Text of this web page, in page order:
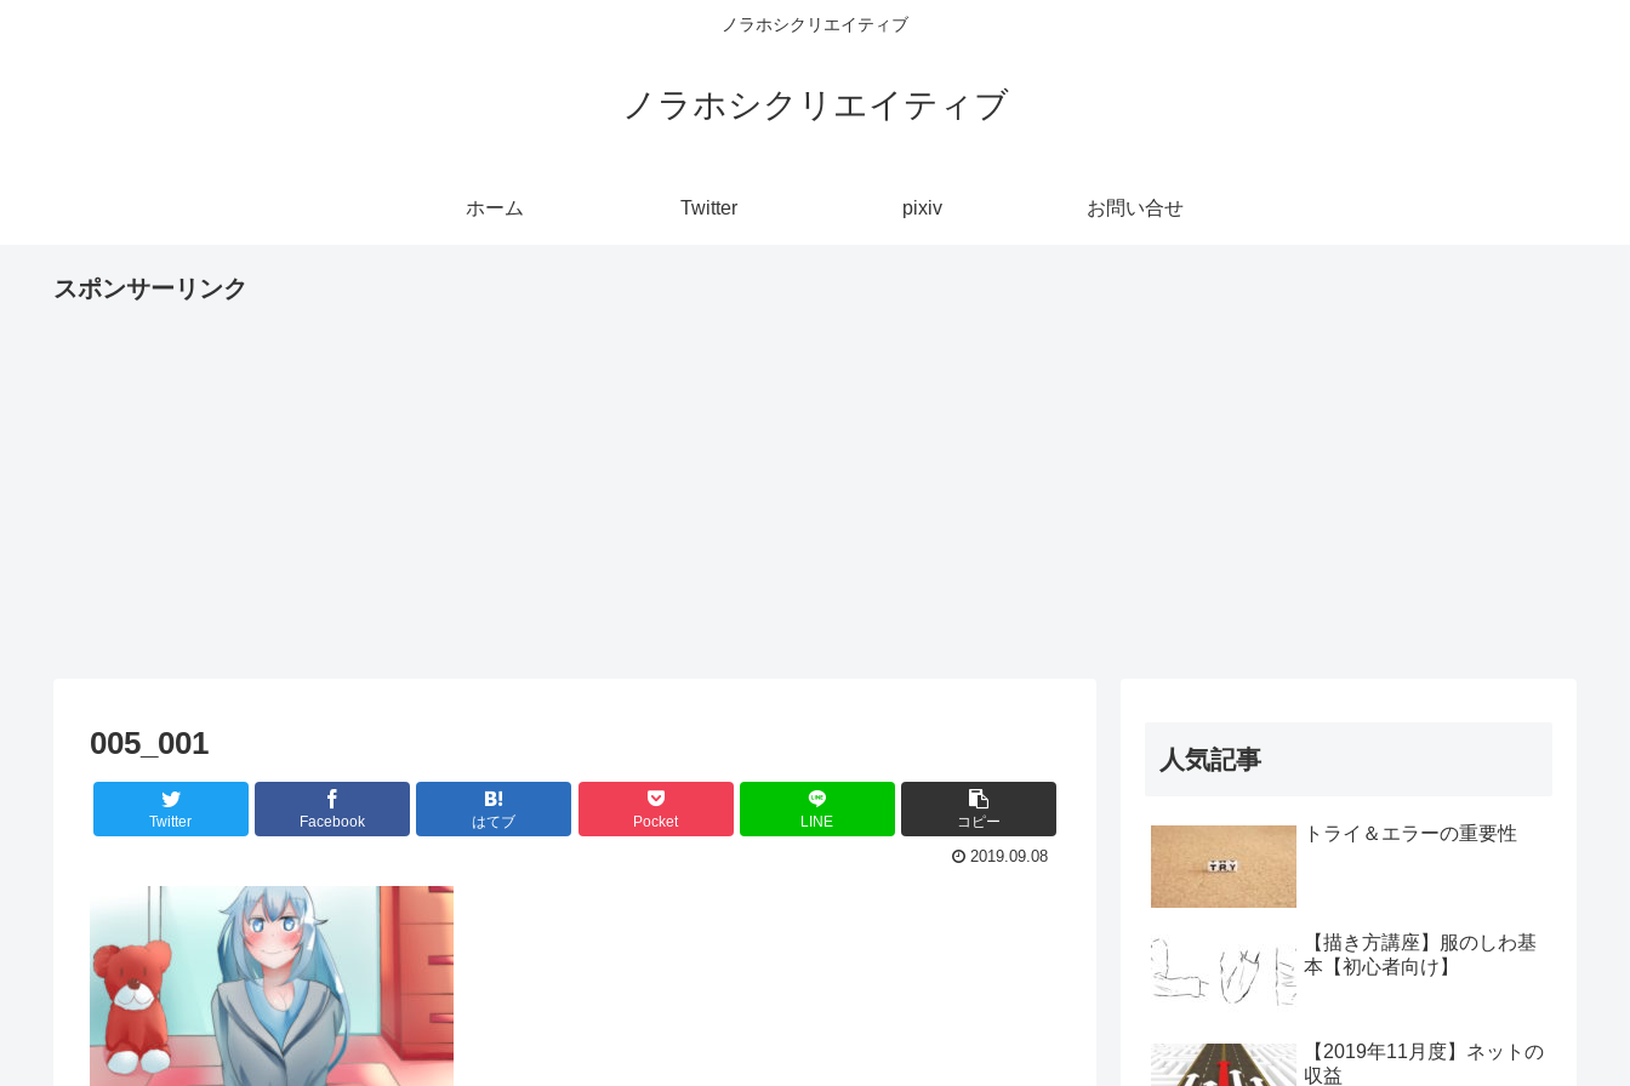
ノラホシクリエイティブ
ノラホシクリエイティブ
ホーム Twitter pixiv お問い合せ
スポンサーリンク
005_001
Twitter Facebook はてブ Pocket LINE コピー
2019.09.08
人気記事
トライ＆エラーの重要性
【描き方講座】服のしわ基
本【初心者向け】
【2019年11月度】ネットの
収益